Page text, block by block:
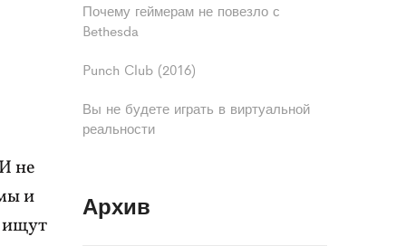
не
и
ищут
Почему геймерам не повезло с
Bethesda
Punch Club (2016)
Вы не будете играть в виртуальной
реальности
Архив